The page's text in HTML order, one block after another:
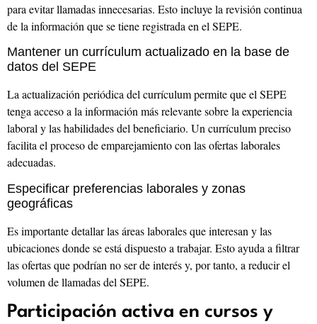
para evitar llamadas innecesarias. Esto incluye la revisión continua
de la información que se tiene registrada en el SEPE.
Mantener un currículum actualizado en la base de
datos del SEPE
La actualización periódica del currículum permite que el SEPE
tenga acceso a la información más relevante sobre la experiencia
laboral y las habilidades del beneficiario. Un currículum preciso
facilita el proceso de emparejamiento con las ofertas laborales
adecuadas.
Especificar preferencias laborales y zonas
geográficas
Es importante detallar las áreas laborales que interesan y las
ubicaciones donde se está dispuesto a trabajar. Esto ayuda a filtrar
las ofertas que podrían no ser de interés y, por tanto, a reducir el
volumen de llamadas del SEPE.
Participación activa en cursos y